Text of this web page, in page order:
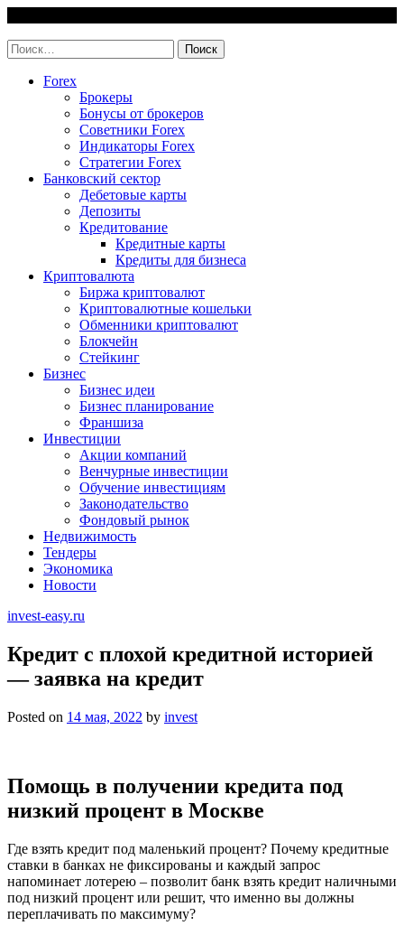
content
Найти:
Forex
Брокеры
Бонусы от брокеров
Советники Forex
Индикаторы Forex
Стратегии Forex
Банковский сектор
Дебетовые карты
Депозиты
Кредитование
Кредитные карты
Кредиты для бизнеса
Криптовалюта
Биржа криптовалют
Криптовалютные кошельки
Обменники криптовалют
Блокчейн
Стейкинг
Бизнес
Бизнес идеи
Бизнес планирование
Франшиза
Инвестиции
Акции компаний
Венчурные инвестиции
Обучение инвестициям
Законодательство
Фондовый рынок
Недвижимость
Тендеры
Экономика
Новости
invest-easy.ru
Кредит с плохой кредитной историей
— заявка на кредит
Posted on 14 мая, 2022 by invest
Помощь в получении кредита под
низкий процент в Москве
Где взять кредит под маленький процент? Почему кредитные
ставки в банках не фиксированы и каждый запрос
напоминает лотерею – позволит банк взять кредит наличными
под низкий процент или решит, что именно вы должны
переплачивать по максимуму?